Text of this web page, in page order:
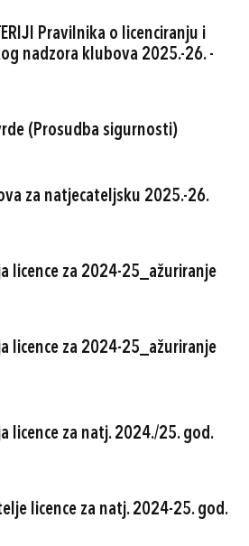
Pravilnika o licenciranju i
nadzora klubova 2025.-26. -
(Prosudba sigurnosti)
za natjecateljsku 2025.-26.
licence za 2024-25_ažuriranje
licence za 2024-25_ažuriranje
licence za natj. 2024./25. god.
licence za natj. 2024-25. god.